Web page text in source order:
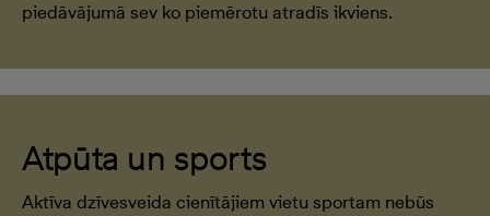
piedāvājumā sev ko piemērotu atradīs ikviens.
Atpūta un sports
Aktīva dzīvesveida cienītājiem vietu sportam nebūs